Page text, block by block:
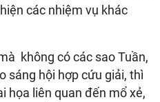
các nhiệm vụ khác
không có các sao Tuần,
sáng hội hợp cứu giải, thì
họa liên quan đến mổ xẻ,